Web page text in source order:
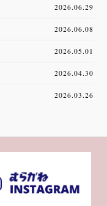
2026.06.29
2026.06.08
2026.05.01
2026.04.30
2026.03.26